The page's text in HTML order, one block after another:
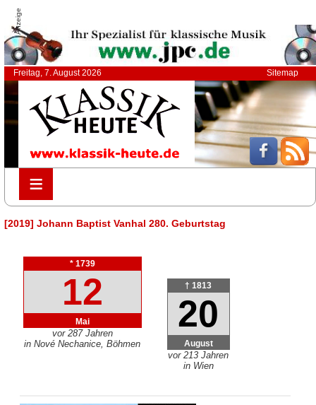
Anzeige
Freitag, 7. August 2026 Sitemap
≡
≡
[2019] Johann Baptist Vanhal 280. Geburtstag
* 1739
12
Mai
vor 287 Jahren
in Nové Nechanice, Böhmen
† 1813
20
August
vor 213 Jahren
in Wien